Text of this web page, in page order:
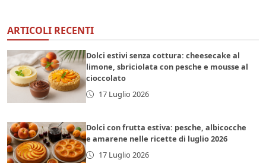
ARTICOLI RECENTI
Dolci estivi senza cottura: cheesecake al
limone, sbriciolata con pesche e mousse al
cioccolato
17 Luglio 2026
Dolci con frutta estiva: pesche, albicocche
e amarene nelle ricette di luglio 2026
17 Luglio 2026